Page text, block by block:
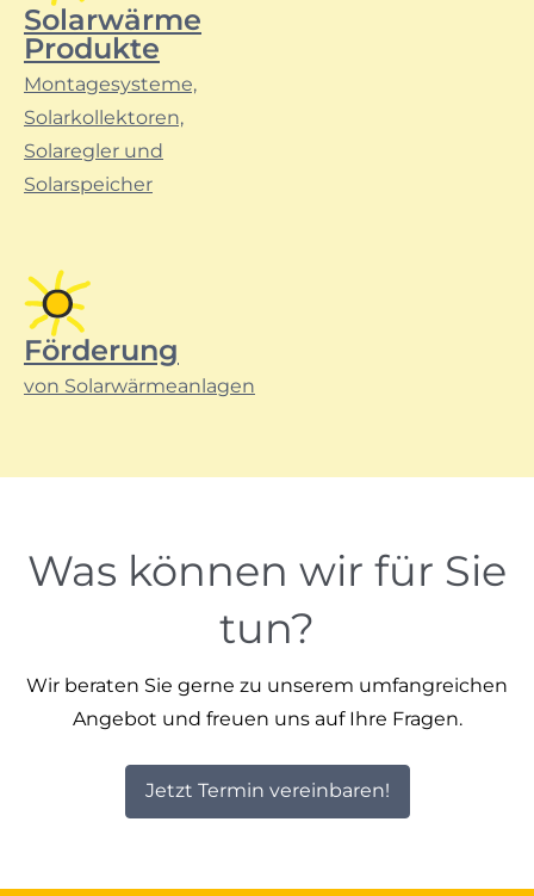
Solarwärme
Produkte
Montagesysteme,
Solarkollektoren,
Solaregler und
Solarspeicher
Förderung
von Solarwärmeanlagen
Was können wir für Sie
tun?
Wir beraten Sie gerne zu unserem umfangreichen
Angebot und freuen uns auf Ihre Fragen.
Jetzt Termin vereinbaren!